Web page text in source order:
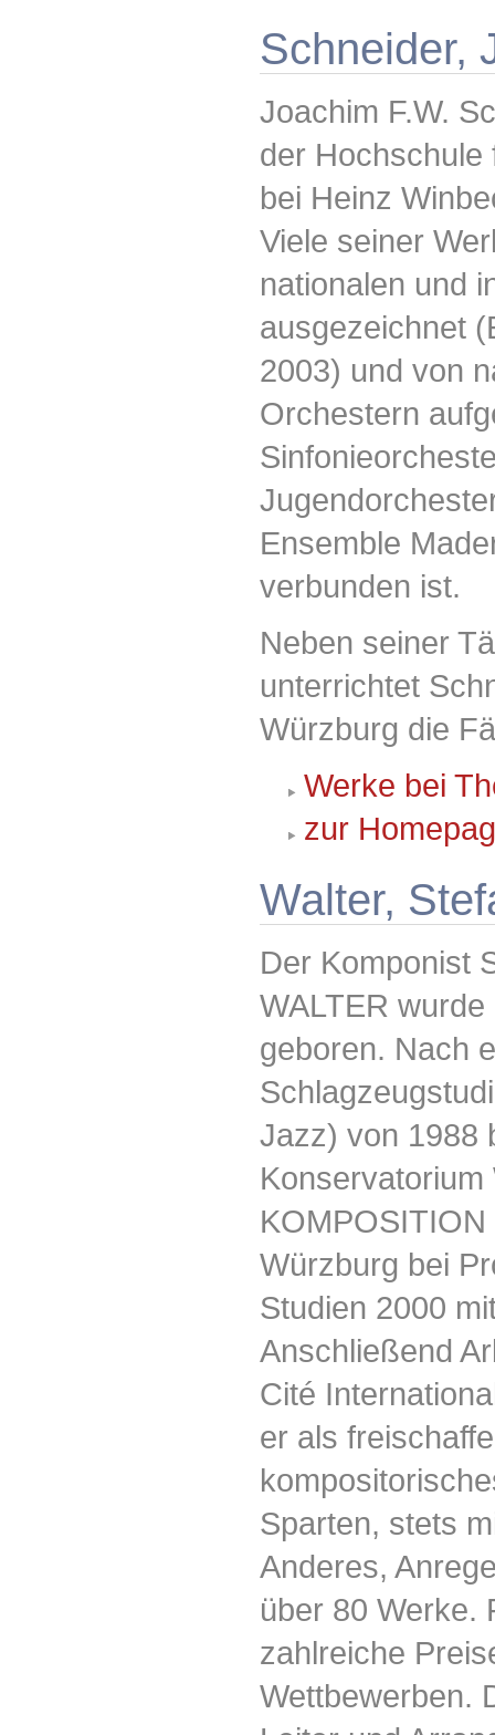
Schneider,
Joachim F.W.
der
bei Heinz
Viele seiner
nationalen und
ausgezeichnet
2003) und von
Orchestern
Ensemble
verbunden ist.
Neben seiner
unterrichtet
Würzburg die
Werke bei
zur
Walter,
Der Komponist
WALTER
geboren. Nach
Jazz) von 1988
Würzburg bei
Studien 2000
Anschließend
Cité
er als
Sparten, stets
Anderes,
über 80 Werke.
zahlreiche
Wettbewerben.